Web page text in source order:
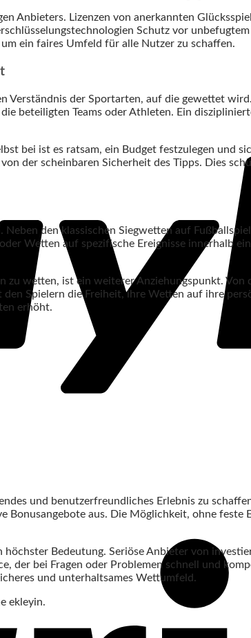
Anbieters. Lizenzen von anerkannten
Schutz vor
ein faires Umfeld für alle Nutzer zu schaffen.
Verständnis der Sportarten, auf die gewettet
beteiligten Teams oder Athleten. Ein
bei ist es ratsam, ein Budget festzulegen und
der scheinbaren Sicherheit des Tipps. Dies
den klassischen Siegwetten auf
Wetten auf spezifische Ereignisse innerhalb
wetten, ist ein weiterer Anziehungspunkt.
Spielern die Freiheit, ihre Wetten auf ihre
erhöht.
und benutzerfreundliches Erlebnis zu
aus. Die Möglichkeit, ohne feste
Bedeutung. Seriöse Anbieter von
der bei Fragen oder Problemen schnell und
und unterhaltsames Wettumfeld.
ekleyin.